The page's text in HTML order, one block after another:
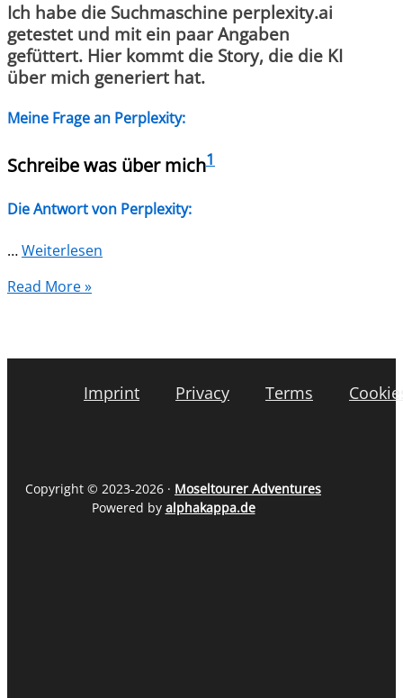
Ich habe die Suchmaschine perplexity.ai
getestet und mit ein paar Angaben
gefüttert. Hier kommt die Story, die die KI
über mich generiert hat.
Meine Frage an Perplexity:
Schreibe was über mich1
Die Antwort von Perplexity:
…Weiterlesen
Read More »
Imprint Privacy Terms
Copyright © 2023-2026 · Moseltourer Adventures
Powered by alphakappa.de